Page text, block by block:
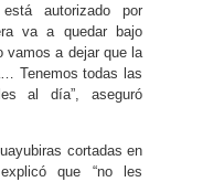
autorizado por
va a quedar bajo
vamos a dejar que la
Tenemos todas las
al día”, aseguró
cortadas en
que “no les